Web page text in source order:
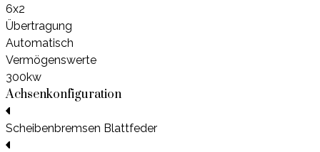
6x2
Übertragung
Automatisch
Vermögenswerte
300kw
Achsenkonfiguration
Scheibenbremsen Blattfeder